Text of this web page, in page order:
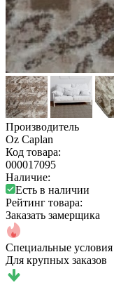
Производитель
Oz Caplan
Код товара:
000017095
Наличие:
Есть в наличии
Рейтинг товара:
Заказать замерщика
Специальные условия
Для крупных заказов